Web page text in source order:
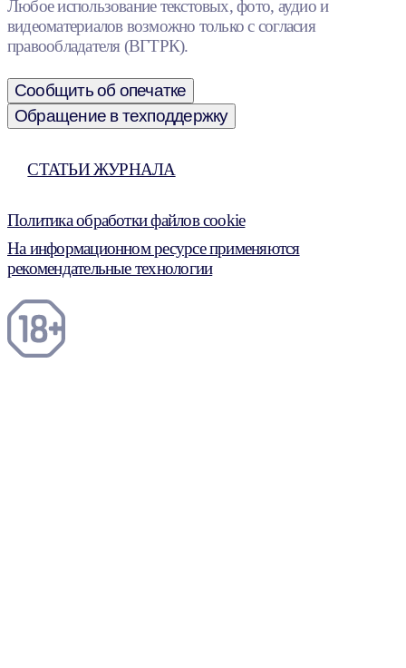
Любое использование текстовых, фото, аудио и
видеоматериалов возможно только с согласия
правообладателя (ВГТРК).
Сообщить об опечатке
Обращение в техподдержку
СТАТЬИ ЖУРНАЛА
Политика обработки файлов cookie
На информационном ресурсе применяются
рекомендательные технологии